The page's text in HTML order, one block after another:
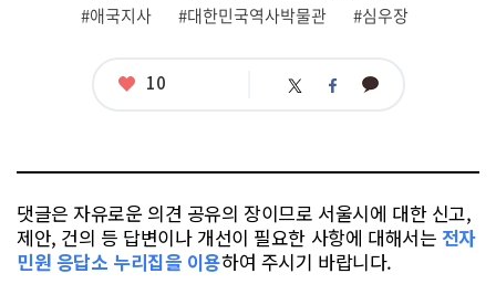
#애국지사
#대한민국역사박물관 #심우장
좋
10 트 페 카
댓글은 자유로운 의견 공유의 장이므로 서울시에 대한 신고,
제안, 건의 등 답변이나 개선이 필요한 사항에 대해서는 전자
민원 응답소 누리집을 이용하여 주시기 바랍니다.